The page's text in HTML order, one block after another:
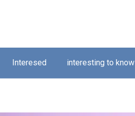
Interesed interesting to know